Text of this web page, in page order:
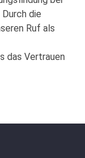
die
Ruf als
das Vertrauen